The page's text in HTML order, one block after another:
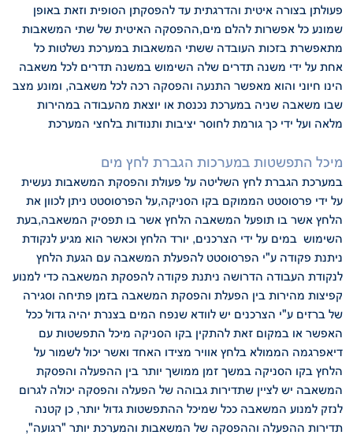
פעולתן בצורה איטית והדרגתית עד להפסקתן הסופית וזאת באופן
שמונע כל אפשרות להלם מים,ההפסקה האיטית של שתי המשאבות
מתאפשרת בזכות העובדה ששתי המשאבות במערכת נשלטות כל
אחת על ידי משנה תדרים שלה השימוש במשנה תדרים לכל משאבה
הינו חיוני והוא מאפשר התנעה והפסקה רכה לכל משאבה, ומונע מצב
שבו משאבה שניה במערכת נכנסת או יוצאת מהעבודה במהירות
מלאה ועל ידי כך גורמת לחוסר יציבות ותנודות בלחצי המערכת
מיכל התפשטות במערכות הגברת לחץ מים
במערכת הגברת לחץ השליטה על פעולת והפסקת המשאבות נעשית
על ידי פרסוסטט הממוקם בקו הסניקה,על הפרסוסטט ניתן לכוון את
הלחץ אשר בו תופעל המשאבה הלחץ אשר בו תפסיק המשאבה,בעת
השימוש במים על ידי הצרכנים, יורד הלחץ וכאשר הוא מגיעלנקודת
ניתנת פקודה ע"י הפרסוסטט להפעלת המשאבה עם הגעת הלחץ
לנקודת העבודה הדרושה ניתנת פקודה להפסקת המשאבהכדי למנוע
קפיצות מהירות בין הפעלת והפסקת המשאבה בזמן פתיחה וסגירה
של ברזים ע"י הצרכנים יש לוודא שנפח המים בצנרת יהיה גדול ככל
האפשר או במקום זאת להתקין בקו הסניקה מיכל התפשטות עם
דיאפרגמה הממולא בלחץ אוויר מצידו האחד ואשר יכול לשמורעל
הלחץ בקו הסניקה במשך זמן ממושך יותר בין ההפעלה והפסקת
המשאבה יש לציין שתדירות גבוהה של הפעלה והפסקה יכולה לגרום
לנזק למנוע המשאבהככל שמיכל ההתפשטות גדול יותר, כן קטנה
תדירות ההפעלה וההפסקה של המשאבות והמערכת יותר "רגועה",